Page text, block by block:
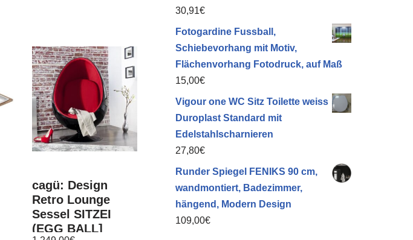
cagü: Design
Retro Lounge
Sessel SITZEI
(EGG BALL]
30,91€
Fotogardine Fussball,
Schiebevorhang mit Motiv,
Flächenvorhang Fotodruck, auf Maß
15,00€
Vigour one WC Sitz Toilette weiss
Duroplast Standard mit
Edelstahlscharnieren
27,80€
Runder Spiegel FENIKS 90 cm,
wandmontiert, Badezimmer,
hängend, Modern Design
109,00€